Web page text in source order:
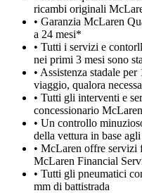
ricambi originali
• Garanzia McLaren
a 24 mesi*
• Tutti i servizi e
nei primi 3 mesi sono
• Assistenza stadale
viaggio, qualora
• Tutti gli interventi e
concessionario
• Un controllo
della vettura in base
• McLaren offre servizi
McLaren Financial
• Tutti gli pneumatici
mm di battistrada